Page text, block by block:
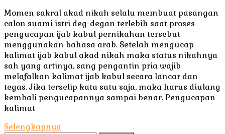
Momen sakral akad nikah selalu membuat pasangan
calon suami istri deg-degan terlebih saat proses
pengucapan ijab kabul pernikahan tersebut
menggunakan bahasa arab. Setelah mengucap
kalimat ijab kabul akad nikah maka status nikahnya
sah yang artinya, sang pengantin pria wajib
melafalkan kalimat ijab kabul secara lancar dan
tegas. Jika terselip kata satu saja, maka harus diulang
kembali pengucapannya sampai benar. Pengucapan
kalimat
Selengkapnya